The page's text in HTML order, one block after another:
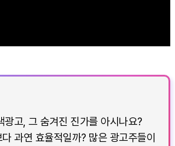
광고, 그 숨겨진 진가를 아시나요?
과연 효율적일까? 많은 광고주들이